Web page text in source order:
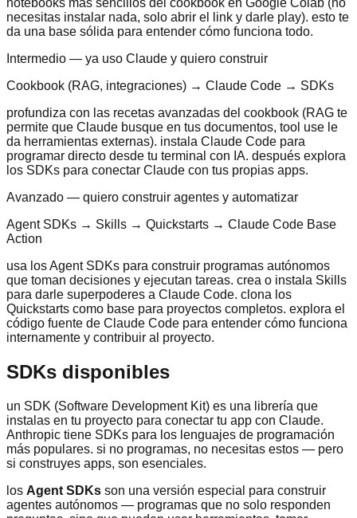
notebooks más sencillos del cookbook en Google Colab (no
necesitas instalar nada, solo abrir el link y darle play). esto te
da una base sólida para entender cómo funciona todo.
Intermedio — ya uso Claude y quiero construir
Cookbook (RAG, integraciones) → Claude Code → SDKs
profundiza con las recetas avanzadas del cookbook (RAG te
permite que Claude busque en tus documentos, tool use le
da herramientas externas). instala Claude Code para
programar directo desde tu terminal con IA. después explora
los SDKs para conectar Claude con tus propias apps.
Avanzado — quiero construir agentes y automatizar
Agent SDKs → Skills → Quickstarts → Claude Code Base
Action
usa los Agent SDKs para construir programas autónomos
que toman decisiones y ejecutan tareas. crea o instala Skills
para darle superpoderes a Claude Code. clona los
Quickstarts como base para proyectos completos. explora el
código fuente de Claude Code para entender cómo funciona
internamente y contribuir al proyecto.
SDKs disponibles
un SDK (Software Development Kit) es una librería que
instalas en tu proyecto para conectar tu app con Claude.
Anthropic tiene SDKs para los lenguajes de programación
más populares. si no programas, no necesitas estos — pero
si construyes apps, son esenciales.
los Agent SDKs son una versión especial para construir
agentes autónomos — programas que no solo responden